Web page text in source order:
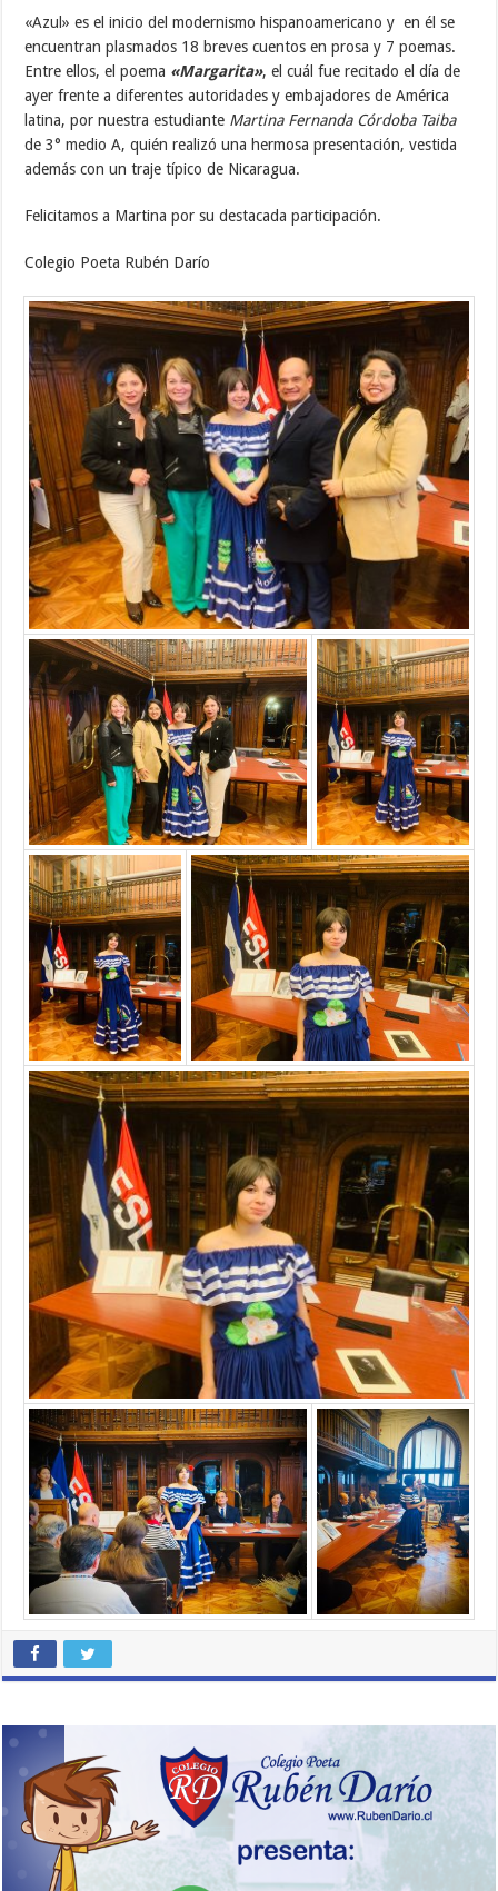
«Azul» es el inicio del modernismo hispanoamericano y en él se
encuentran plasmados 18 breves cuentos en prosa y 7 poemas.
Entre ellos, el poema «Margarita», el cuál fue recitado el día de
ayer frente a diferentes autoridades y embajadores de América
latina, por nuestra estudiante Martina Fernanda Córdoba Taiba
de 3° medio A, quién realizó una hermosa presentación, vestida
además con un traje típico de Nicaragua.
Felicitamos a Martina por su destacada participación.
Colegio Poeta Rubén Darío